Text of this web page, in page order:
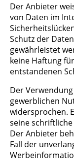
Der Anbieter
von Daten im
Schutz der
gewährleistet
keine Haftung
entstandenen
Der
gewerblichen
widersprochen.
seine
Der Anbieter
Fall der